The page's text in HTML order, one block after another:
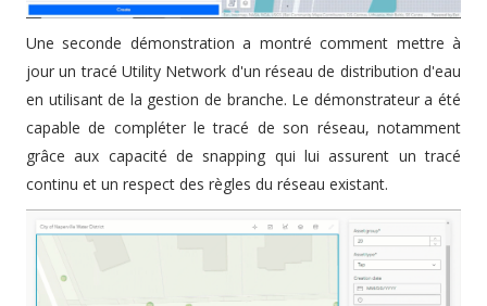
Une seconde démonstration a montré comment mettre à
jour un tracé Utility Network d'un réseau de distribution d'eau
en utilisant de la gestion de branche. Le démonstrateur a été
capable de compléter le tracé de son réseau, notamment
grâce aux capacité de snapping qui lui assurent un tracé
continu et un respect des règles du réseau existant.